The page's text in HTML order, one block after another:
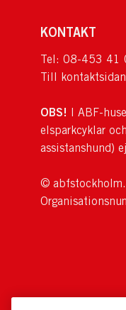
KONTAKT
Tel: 08-453 41
Till kontaktsidan
OBS! I ABF-
elsparkcyklar
assistanshund)
©